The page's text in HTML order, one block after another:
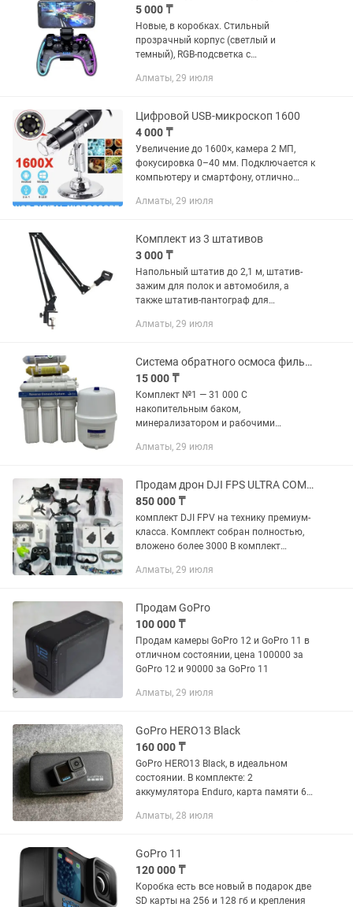
5 000 ₸
Новые, в коробках. Стильный
прозрачный корпус (светлый и
темный), RGB-подсветка с
для PC, Android, iPhone/iPad, PS и Xbox.
держатель...
Алматы, 29 июля
Цифровой USB-микроскоп 1600
4 000 ₸
Увеличение до 1600×, камера 2 МП,
фокусировка 0–40 мм. Подключается к
компьютеру и смартфону, отлично
электроники, проверки мелких деталей
Алматы, 29 июля
Комплект из 3 штативов
3 000 ₸
Напольный штатив до 2,1 м, штатив-
зажим для полок и автомобиля, а
также штатив-пантограф для
Цена за комплект. Пишите, не
Также...
Алматы, 29 июля
Система обратного осмоса фильтр для питьевой воды
15 000 ₸
Комплект №1 — 31 000 С
накопительным баком,
минерализатором и рабочими
полгода). Установил и сразу можно
Без картриджей и накопительного...
Алматы, 29 июля
Продам дрон DJI FPS ULTRA COMBO
850 000 ₸
комплект DJI FPV на технику премиум-
класса. Комплект собран полностью,
вложено более 3000 В комплект
Controller 2 • Очки DJI Goggles V2 с
Алматы, 29 июля
Продам GoPro
100 000 ₸
Продам камеры GoPro 12 и GoPro 11 в
отличном состоянии, цена 100000 за
GoPro 12 и 90000 за GoPro 11
Алматы, 29 июля
GoPro HERO13 Black
160 000 ₸
GoPro HERO13 Black, в идеальном
состоянии. В комплекте: 2
аккумулятора Enduro, карта памяти 64
Алматы, 28 июля
GoPro 11
120 000 ₸
Коробка есть все новый в подарок две
SD карты на 256 и 128 гб и крепления